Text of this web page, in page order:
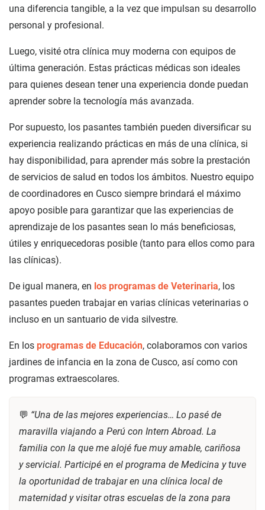
una diferencia tangible, a la vez que impulsan su desarrollo
personal y profesional.
Luego, visité otra clínica muy moderna con equipos de
última generación. Estas prácticas médicas son ideales
para quienes desean tener una experiencia donde puedan
aprender sobre la tecnología más avanzada.
Por supuesto, los pasantes también pueden diversificar su
experiencia realizando prácticas en más de una clínica, si
hay disponibilidad, para aprender más sobre la prestación
de servicios de salud en todos los ámbitos. Nuestro equipo
de coordinadores en Cusco siempre brindará el máximo
apoyo posible para garantizar que las experiencias de
aprendizaje de los pasantes sean lo más beneficiosas,
útiles y enriquecedoras posible (tanto para ellos como para
las clínicas).
De igual manera, en los programas de Veterinaria, los
pasantes pueden trabajar en varias clínicas veterinarias o
incluso en un santuario de vida silvestre.
En los programas de Educación, colaboramos con varios
jardines de infancia en la zona de Cusco, así como con
programas extraescolares.
💬 “Una de las mejores experiencias… Lo pasé de
maravilla viajando a Perú con Intern Abroad. La
familia con la que me alojé fue muy amable, cariñosa
y servicial. Participé en el programa de Medicina y tuve
la oportunidad de trabajar en una clínica local de
maternidad y visitar otras escuelas de la zona para